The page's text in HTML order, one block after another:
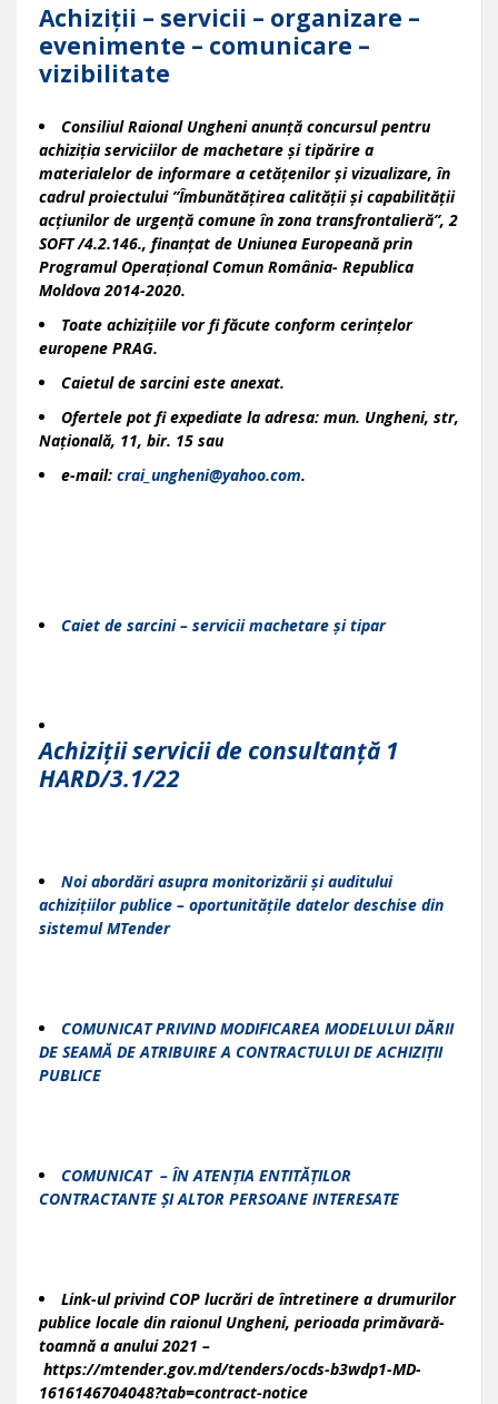
Achiziții – servicii – organizare –
evenimente – comunicare –
vizibilitate
Consiliul Raional Ungheni anunță concursul pentru
achiziția serviciilor de machetare și tipărire a
materialelor de informare a cetățenilor și vizualizare, în
cadrul proiectului ”Îmbunătățirea calității și capabilității
acțiunilor de urgență comune în zona transfrontalieră”, 2
SOFT /4.2.146., finanțat de Uniunea Europeană prin
Programul Operațional Comun România- Republica
Moldova 2014-2020.
Toate achizițiile vor fi făcute conform cerințelor
europene PRAG.
Caietul de sarcini este anexat.
Ofertele pot fi expediate la adresa: mun. Ungheni, str,
Națională, 11, bir. 15 sau
e-mail: crai_ungheni@yahoo.com.
Caiet de sarcini – servicii machetare și tipar
Achiziții servicii de consultanță 1
HARD/3.1/22
Noi abordări asupra monitorizării și auditului
achizițiilor publice – oportunitățile datelor deschise din
sistemul MTender
COMUNICAT PRIVIND MODIFICAREA MODELULUI DĂRII
DE SEAMĂ DE ATRIBUIRE A CONTRACTULUI DE ACHIZIȚII
PUBLICE
COMUNICAT – ÎN ATENȚIA ENTITĂȚILOR
CONTRACTANTE ȘI ALTOR PERSOANE INTERESATE
Link-ul privind COP lucrări de întretinere a drumurilor
publice locale din raionul Ungheni, perioada primăvară-
toamnă a anului 2021 –
https://mtender.gov.md/tenders/ocds-b3wdp1-MD-
1616146704048?tab=contract-notice